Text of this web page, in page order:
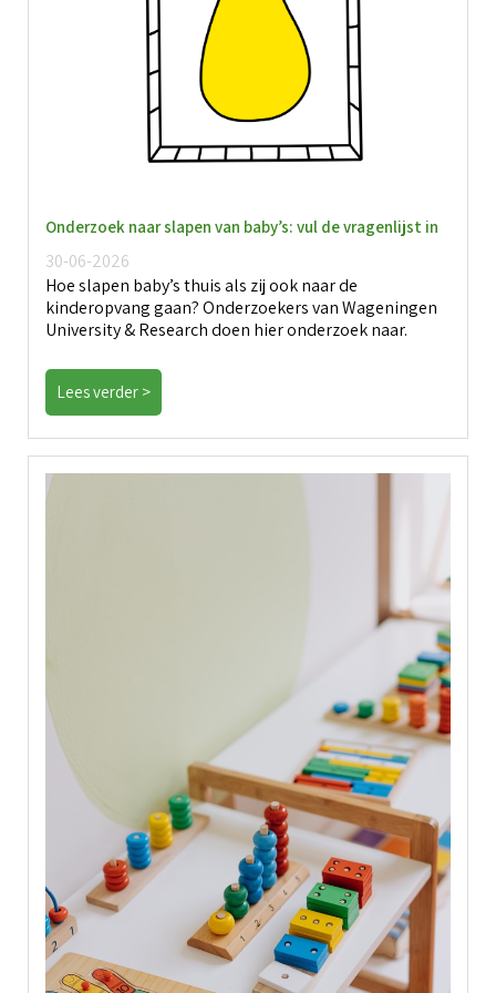
Onderzoek naar slapen van baby’s: vul de vragenlijst in
30-06-2026
Hoe slapen baby’s thuis als zij ook naar de
kinderopvang gaan? Onderzoekers van Wageningen
University & Research doen hier onderzoek naar.
Lees verder >